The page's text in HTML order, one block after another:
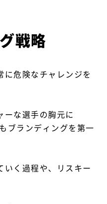
戦略
危険なチャレンジを
ーな選手の胸元に
ブランディングを第一
く過程や、リスキー